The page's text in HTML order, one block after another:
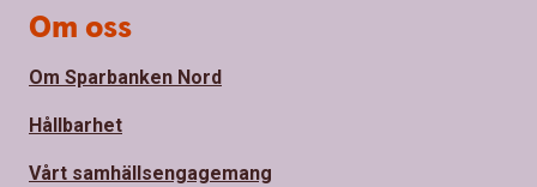
Om oss
Om Sparbanken Nord
Hållbarhet
Vårt samhällsengagemang